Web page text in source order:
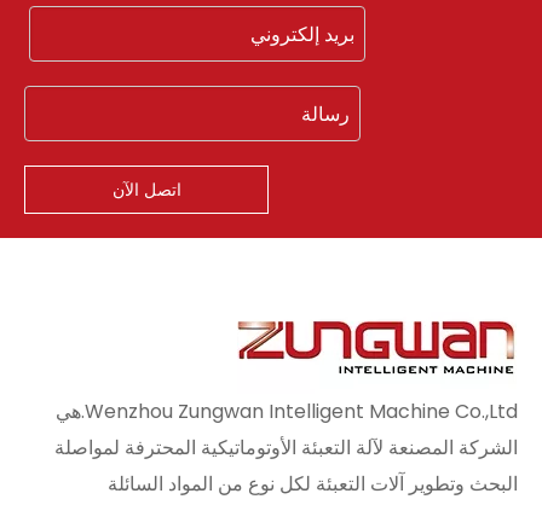
اتصل الآن
Wenzhou Zungwan Intelligent Machine Co.,Ltd.هي
الشركة المصنعة لآلة التعبئة الأوتوماتيكية المحترفة لمواصلة
البحث وتطوير آلات التعبئة لكل نوع من المواد السائلة